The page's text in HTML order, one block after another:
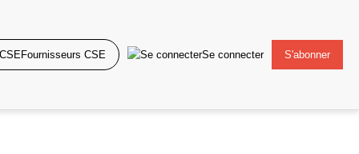
Fournisseurs CSE Se connecter S'abonner